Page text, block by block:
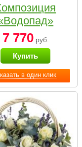
в один клик
7 770руб.
Купить